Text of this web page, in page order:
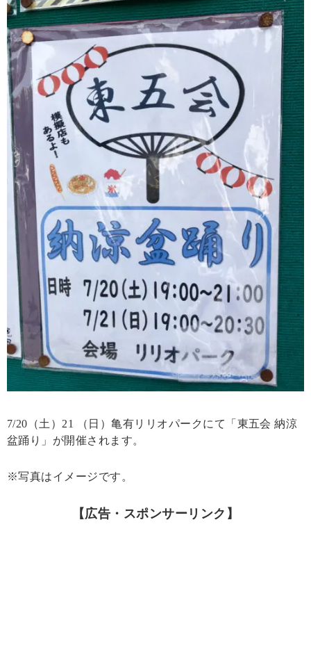
7/20（土）21 （日）亀有リリオパークにて「東五会 納涼
盆踊り」が開催されます。
※写真はイメージです。
【広告・スポンサーリンク】